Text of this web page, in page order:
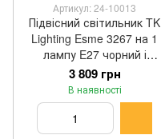
Артикул: 24-10013
Підвісний світильник TK
Lighting Esme 3267 на 1
лампу E27 чорний і
прозорий 170 × 30 см
3 809 грн
В наявності